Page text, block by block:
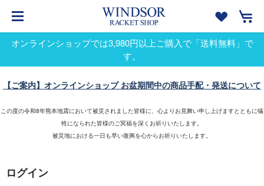
オンラインショップでは3,980円以上ご購入で「送料無料」で
す。
【ご案内】オンラインショップ お盆期間中の商品手配・発送について
この度の令和8年熊本地震において被災されました皆様に、心よりお見舞い申し上げますとともに犠
牲になられた皆様のご冥福を深くお祈りいたします。
被災地における一日も早い復興を心からお祈りいたします。
ログイン